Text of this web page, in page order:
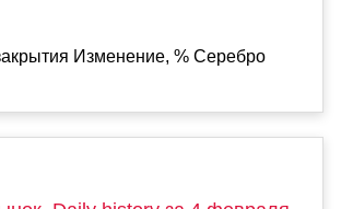
Изменение, % Серебро